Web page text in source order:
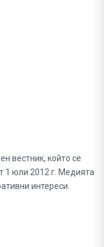
вестник, който се
1 юли 2012 г. Медията
интереси.